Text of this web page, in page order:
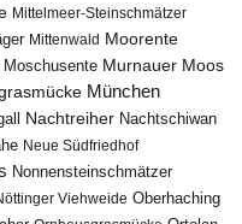
Mittelmeer-Steinschmätzer
Mittenwald Moorente
Moschusente Murnauer Moos
München
Nachtreiher Nachtschiwan
Neue Südfriedhof
Nonnensteinschmätzer
Viehweide Oberhaching